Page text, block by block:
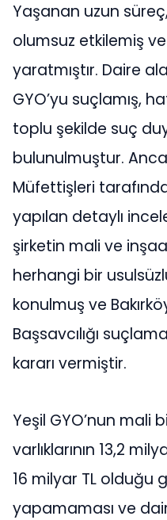
Yaşanan uzun süreç,
olumsuz etkilemiş
yaratmıştır. Daire
GYO’yu suçlamış,
toplu şekilde suç
bulunulmuştur.
Müfettişleri
yapılan detaylı
şirketin mali ve
herhangi bir
konulmuş ve
Başsavcılığı
kararı vermiştir.
Yeşil GYO’nun mali
varlıklarının 13,2
16 milyar TL olduğu
yapamaması ve